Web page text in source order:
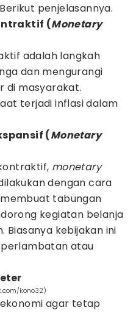
penjelasannya.
(Monetary
adalah langkah
dan mengurangi
di masyarakat.
terjadi inflasi dalam
(Monetary
monetary
dengan cara
tabungan
kegiatan belanja
Biasanya kebijakan ini
atau
kono32)
agar tetap